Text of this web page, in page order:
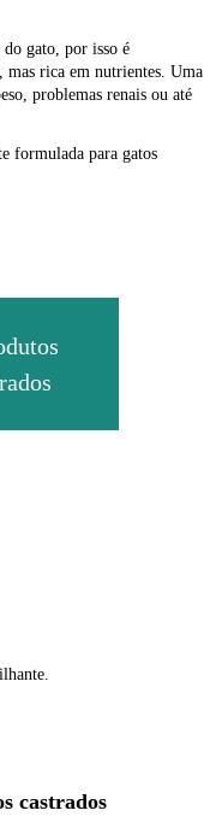
do gato, por isso é
rica em nutrientes. Uma
problemas renais ou até
formulada para gatos
castrados